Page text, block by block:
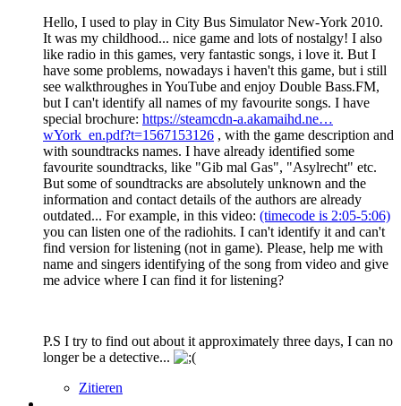
Hello, I used to play in City Bus Simulator New-York 2010.
It was my childhood... nice game and lots of nostalgy! I also
like radio in this games, very fantastic songs, i love it. But I
have some problems, nowadays i haven't this game, but i still
see walkthroughes in YouTube and enjoy Double Bass.FM,
but I can't identify all names of my favourite songs. I have
special brochure: https://steamcdn-a.akamaihd.ne…
wYork_en.pdf?t=1567153126 , with the game description and
with soundtracks names. I have already identified some
favourite soundtracks, like "Gib mal Gas", "Asylrecht" etc.
But some of soundtracks are absolutely unknown and the
information and contact details of the authors are already
outdated... For example, in this video: (timecode is 2:05-5:06)
you can listen one of the radiohits. I can't identify it and can't
find version for listening (not in game). Please, help me with
name and singers identifying of the song from video and give
me advice where I can find it for listening?
P.S I try to find out about it approximately three days, I can no
longer be a detective...
Zitieren